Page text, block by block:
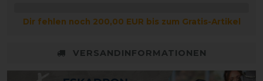
Dir fehlen noch 200,00 EUR bis zum Gratis-Artikel
VERSANDINFORMATIONEN